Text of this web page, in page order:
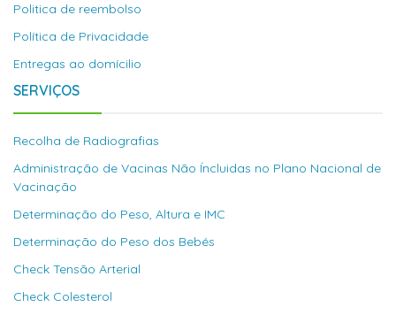
Politica de reembolso
Política de Privacidade
Entregas ao domícilio
SERVIÇOS
Recolha de Radiografias
Administração de Vacinas Não Íncluidas no Plano Nacional de
Vacinação
Determinação do Peso, Altura e IMC
Determinação do Peso dos Bebés
Check Tensão Arterial
Check Colesterol